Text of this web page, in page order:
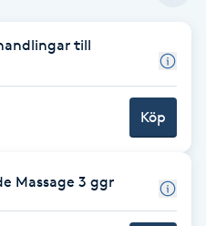
till
Köp
Massage 3 ggr